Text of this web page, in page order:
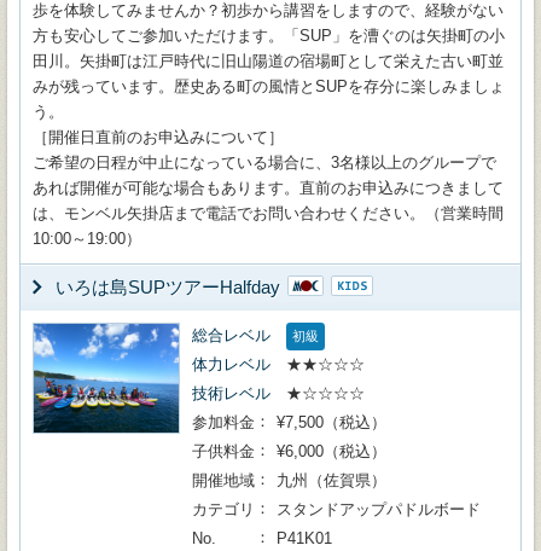
歩を体験してみませんか？初歩から講習をしますので、経験がない
方も安心してご参加いただけます。「SUP」を漕ぐのは矢掛町の小
田川。矢掛町は江戸時代に旧山陽道の宿場町として栄えた古い町並
みが残っています。歴史ある町の風情とSUPを存分に楽しみましょ
う。
［開催日直前のお申込みについて］
ご希望の日程が中止になっている場合に、3名様以上のグループで
あれば開催が可能な場合もあります。直前のお申込みにつきまして
は、モンベル矢掛店まで電話でお問い合わせください。（営業時間
10:00～19:00）
いろは島SUPツアーHalfday
総合レベル 初級
体力レベル
★★☆☆☆
技術レベル
★☆☆☆☆
参加料金
¥7,500（税込）
子供料金
¥6,000（税込）
開催地域
九州（佐賀県）
カテゴリ
スタンドアップパドルボード
No.
P41K01